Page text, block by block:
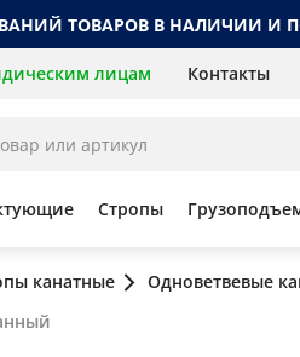
ТОВАРОВ В НАЛИЧИИ И
лицам Контакты
Стропы
канатные
Одноветвевые